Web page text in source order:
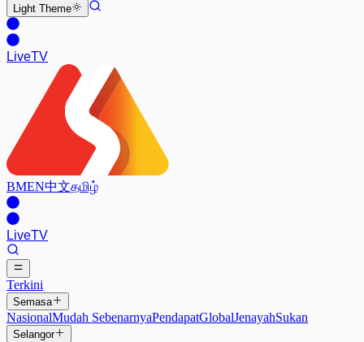
Light Theme
LiveTV
BMEN中文தமிழ்
LiveTV
Terkini
Semasa
NasionalMudah SebenarnyaPendapatGlobalJenayahSukan
Selangor